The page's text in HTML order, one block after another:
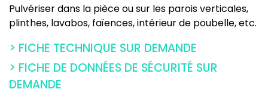
Pulvériser dans la pièce ou sur les parois verticales,
plinthes, lavabos, faïences, intérieur de poubelle, etc.
> FICHE TECHNIQUE SUR DEMANDE
> FICHE DE DONNÉES DE SÉCURITÉ SUR
DEMANDE